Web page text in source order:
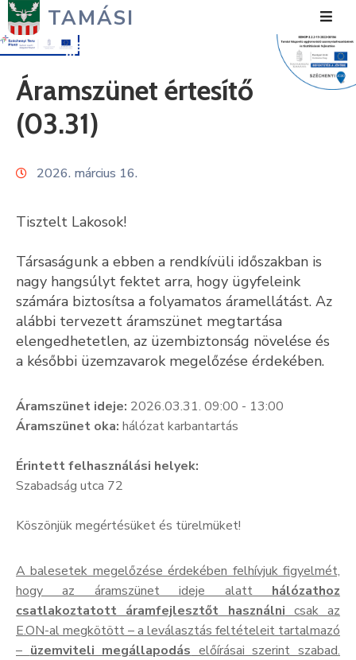
TAMÁSI
Hírek
Önkormányzat
Polgármesteri
Turizmus
Fejlesztések
Média
Keresés
Áramszünet értesítő
(03.31)
2026. március 16.
Tisztelt Lakosok!
Társaságunk a ebben a rendkívüli időszakban is
nagy hangsúlyt fektet arra, hogy ügyfeleink
számára biztosítsa a folyamatos áramellátást. Az
alábbi tervezett áramszünet megtartása
elengedhetetlen, az üzembiztonság növelése és
a későbbi üzemzavarok megelőzése érdekében.
Áramszünet ideje: 2026.03.31. 09:00 - 13:00
Áramszünet oka: hálózat karbantartás
Érintett felhasználási helyek:
Szabadság utca 72
Köszönjük megértésüket és türelmüket!
A balesetek megelőzése érdekében felhívjuk figyelmét,
hogy az áramszünet ideje alatt hálózathoz
csatlakoztatott áramfejlesztőt használni csak az
E.ON-al megkötött – a leválasztás feltételeit tartalmazó
– üzemviteli megállapodás előírásai szerint szabad.